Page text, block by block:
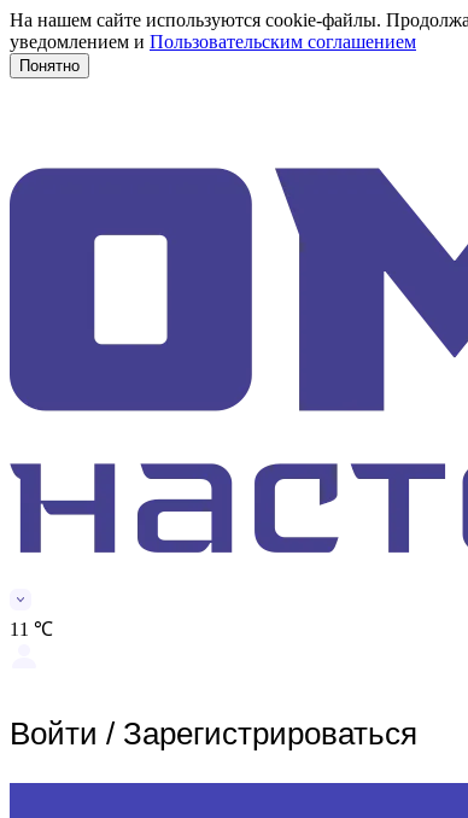
На нашем сайте используются cookie-файлы.
уведомлением и Пользовательским соглашением
Понятно
11 ℃
Войти / Зарегистрироваться